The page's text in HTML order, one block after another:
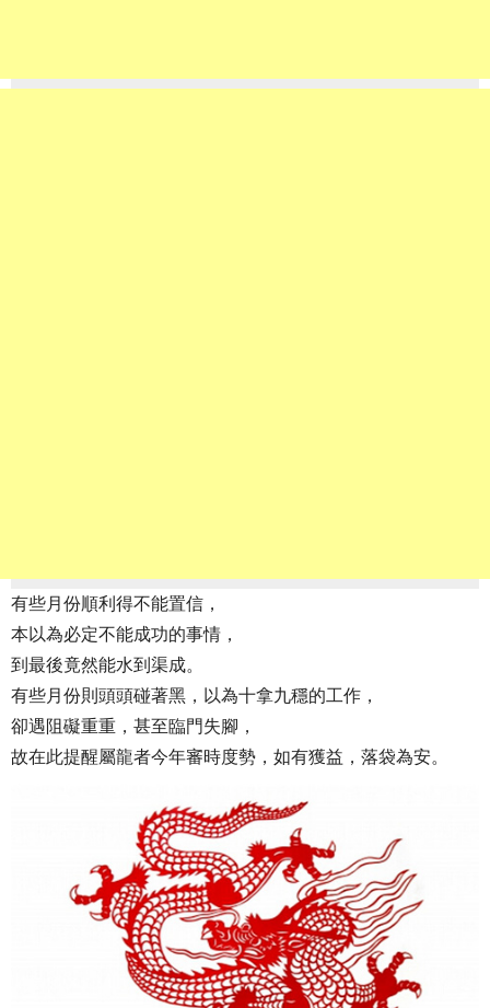
有些月份順利得不能置信，
本以為必定不能成功的事情，
到最後竟然能水到渠成。
有些月份則頭頭碰著黑，以為十拿九穩的工作，
卻遇阻礙重重，甚至臨門失腳，
故在此提醒屬龍者今年審時度勢，如有獲益，落袋為安。